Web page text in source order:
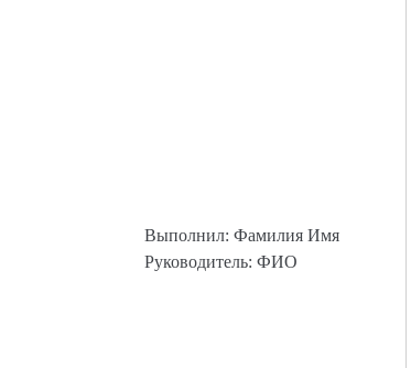
Выполнил: Фамилия Имя
Руководитель: ФИО